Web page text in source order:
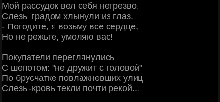
Мой рассудок вел себя нетрезво.
Слезы градом хлынули из глаз.
- Погодите, я возьму все сердце,
Но не режьте, умоляю вас!
Покупатели переглянулись
С шепотом: "не дружит с головой"
По брусчатке повлажневших улиц
Слезы-кровь текли почти рекой...